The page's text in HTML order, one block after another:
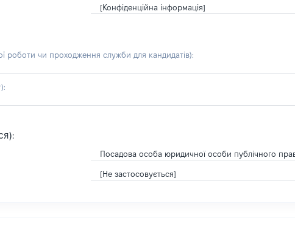
[Конфіденційна інформація]
роботи чи проходження служби для кандидатів):
:
Посадова особа юридичної особи публічного
[Не застосовується]